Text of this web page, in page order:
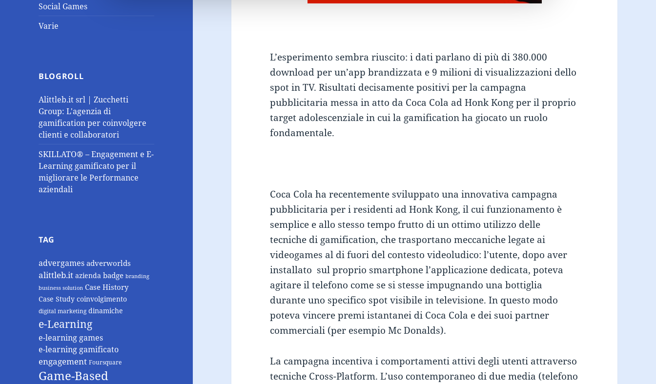
Social Games
Varie
BLOGROLL
Alittleb.it srl | Zucchetti
Group: L'agenzia di
gamification per coinvolgere
clienti e collaboratori
SKILLATO® – Engagement e E-
Learning gamificato per il
migliorare le Performance
aziendali
TAG
advergames adverworlds
alittleb.it azienda badge branding
business solution Case History
Case Study coinvolgimento
digital marketing dinamiche
e-Learning
e-learning games
e-learning gamificato
engagement Foursquare
Game-Based
L’esperimento sembra riuscito: i dati parlano di più di 380.000
download per un’app brandizzata e 9 milioni di visualizzazioni dello
spot in TV. Risultati decisamente positivi per la campagna
pubblicitaria messa in atto da Coca Cola ad Honk Kong per il proprio
target adolescenziale in cui la gamification ha giocato un ruolo
fondamentale.
Coca Cola ha recentemente sviluppato una innovativa campagna
pubblicitaria per i residenti ad Honk Kong, il cui funzionamento è
semplice e allo stesso tempo frutto di un ottimo utilizzo delle
tecniche di gamification, che trasportano meccaniche legate ai
videogames al di fuori del contesto videoludico: l’utente, dopo aver
installato sul proprio smartphone l’applicazione dedicata, poteva
agitare il telefono come se si stesse impugnando una bottiglia
durante uno specifico spot visibile in televisione. In questo modo
poteva vincere premi istantanei di Coca Cola e dei suoi partner
commerciali (per esempio Mc Donalds).
La campagna incentiva i comportamenti attivi degli utenti attraverso
tecniche Cross-Platform. L’uso contemporaneo di due media (telefono